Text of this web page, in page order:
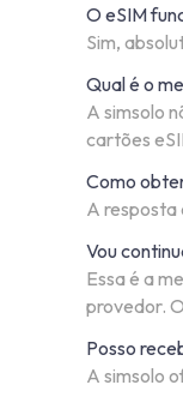
O eSIM
Sim,
Qual é o
A simsolo
cartões
Como
A resposta
Vou
Essa é a
provedor.
Posso
A simsolo